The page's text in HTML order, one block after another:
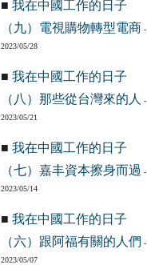
■ 我在中國工作的日子
（九）電視購物轉型電商 -
2023/05/28
■ 我在中國工作的日子
（八）那些從台灣來的人
-
2023/05/21
■ 我在中國工作的日子
（七）嘉丰資本擦身而過 -
2023/05/14
■ 我在中國工作的日子
（六）跟阿福有關的人們 -
2023/05/07